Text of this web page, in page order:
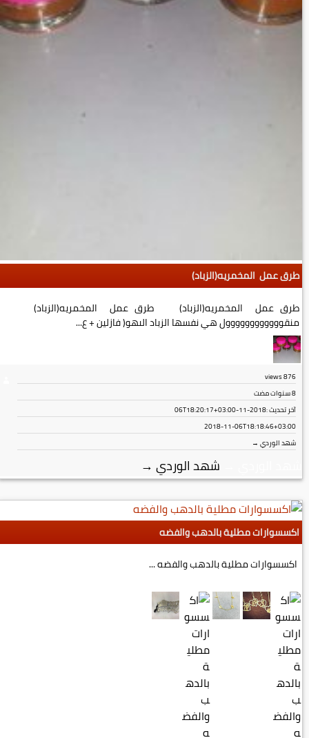
طرق عمل المخمريه(الزباد)
طرق عمل المخمريه(الزباد) طرق عمل المخمريه(الزباد)
منقوووووووووووول هي نفسها الزباد الىهو( فازلين + ع...
876
views
8 سنوات مضت
آخر تحديث :2018-11-06T18:20:17+03:00
2018-11-06T18:18:46+03:00
شهد الوردي →
شهد الوردي →
اكسسوارات مطلية بالدهب والفضه
اكسسوارات مطلية بالدهب والفضه ...